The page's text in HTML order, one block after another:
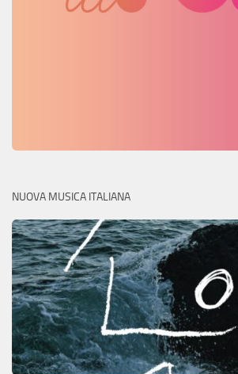
NUOVA MUSICA ITALIANA